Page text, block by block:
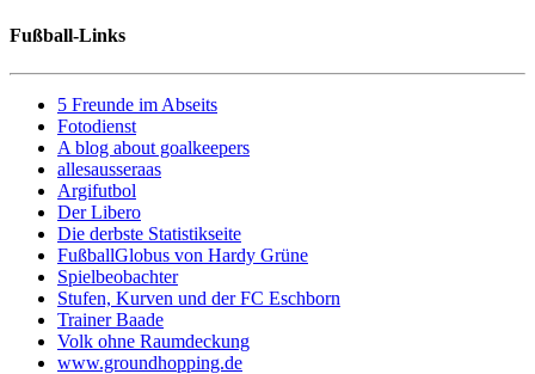
Fußball-Links
5 Freunde im Abseits
Fotodienst
A blog about goalkeepers
allesausseraas
Argifutbol
Der Libero
Die derbste Statistikseite
FußballGlobus von Hardy Grüne
Spielbeobachter
Stufen, Kurven und der FC Eschborn
Trainer Baade
Volk ohne Raumdeckung
www.groundhopping.de